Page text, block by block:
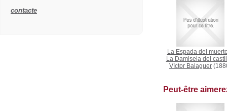
La Espada del
La Damisela del
Víctor Balaguer
Peut-être
contacte